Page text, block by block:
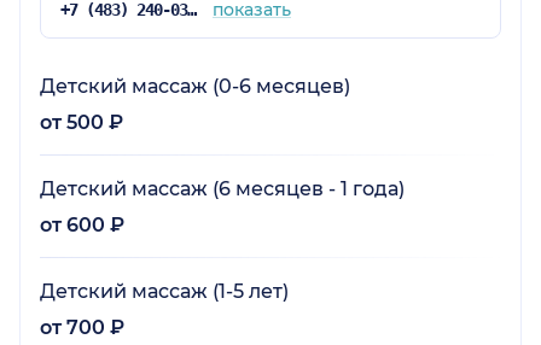
+7 (483) 240-03-03 показать
Детский массаж (0-6 месяцев)
от 500 ₽
Детский массаж (6 месяцев - 1 года)
от 600 ₽
Детский массаж (1-5 лет)
от 700 ₽